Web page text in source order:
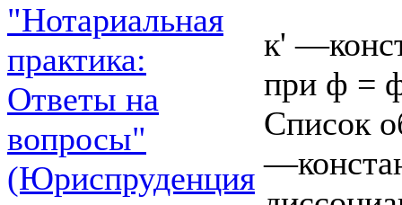
"Нотариальная
практика:
Ответы на
вопросы"
(Юриспруденция
к'
при ф =
Список